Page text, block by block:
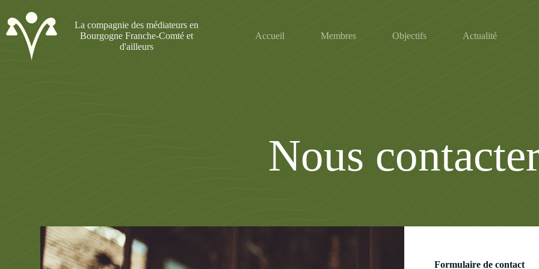
contenu
La compagnie des médiateurs en
Bourgogne Franche-Comté et
d'ailleurs
Accueil Membres Objectifs Actualité
Nous
Formulaire de contact